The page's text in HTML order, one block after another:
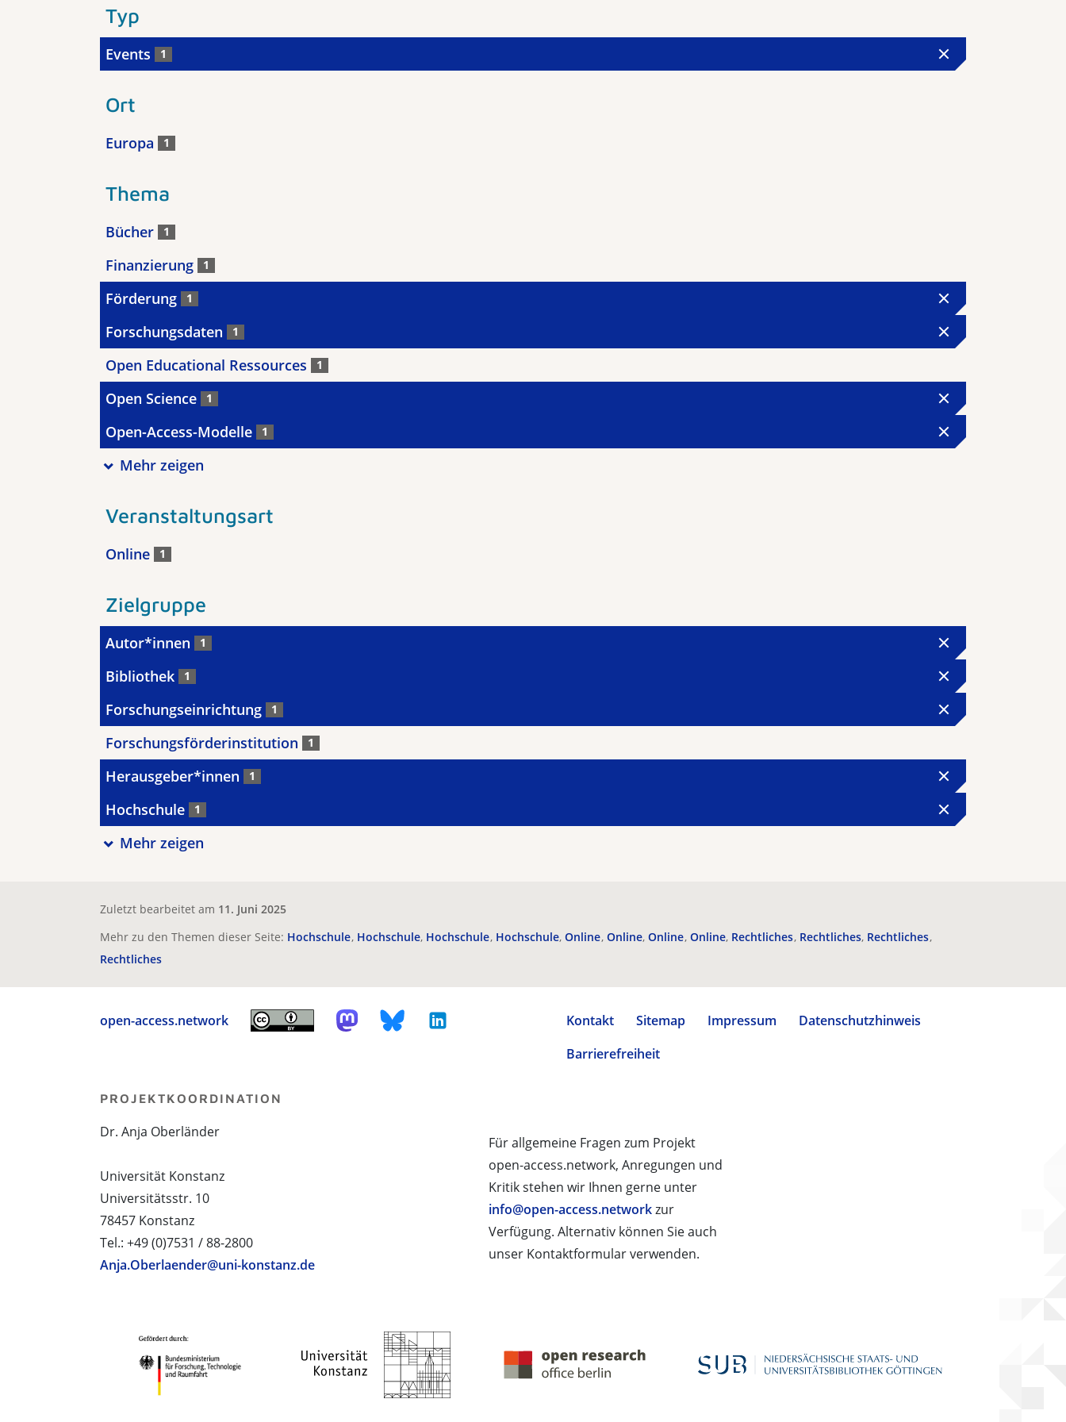
Typ
Events 1
Ort
Europa 1
Thema
Bücher 1
Finanzierung 1
Förderung 1
Forschungsdaten 1
Open Educational Ressources 1
Open Science 1
Open-Access-Modelle 1
Mehr zeigen
Veranstaltungsart
Online 1
Zielgruppe
Autor*innen 1
Bibliothek 1
Forschungseinrichtung 1
Forschungsförderinstitution 1
Herausgeber*innen 1
Hochschule 1
Mehr zeigen
Zuletzt bearbeitet am 11. Juni 2025
Mehr zu den Themen dieser Seite: Hochschule Hochschule Hochschule Hochschule Online Online Online Online Rechtliches Rechtliches Rechtliches
Rechtliches
open-access.network Kontakt Sitemap Impressum
Datenschutzhinweis
Barrierefreiheit
Für allgemeine Fragen zum Projekt
open-access.network, Anregungen und
Kritik stehen wir Ihnen gerne unter
info@open-access.networkzur
Verfügung. Alternativ können Sie auch
unser Kontaktformular verwenden.
PROJEKTKOORDINATION
Dr. Anja Oberländer
Universität Konstanz
Universitätsstr. 10
78457 Konstanz
Tel.: +49 (0)7531 / 88-2800
Anja.Oberlaender@uni-konstanz.de